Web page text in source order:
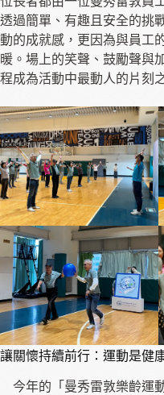
透過簡單、有趣且安全的挑
動的成就感，更因為與員工
暖。場上的笑聲、鼓勵聲與
程成為活動中最動人的片刻
讓關懷持續前行：運動是健
今年的「曼秀雷敦樂齡運